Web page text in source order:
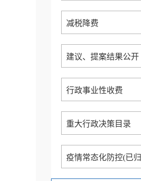
减税降费
建议、提案结果公开
行政事业性收费
重大行政决策目录
疫情常态化防控(已